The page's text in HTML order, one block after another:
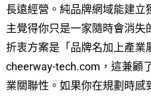
長遠經營。純品牌網域能建立
主覺得你只是一家隨時會消失
折衷方案是「品牌名加上產業
cheerway-tech.com，這兼顧
業關聯性。如果你在規劃時感